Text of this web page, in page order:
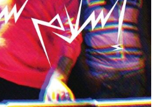
SOFT WARE free